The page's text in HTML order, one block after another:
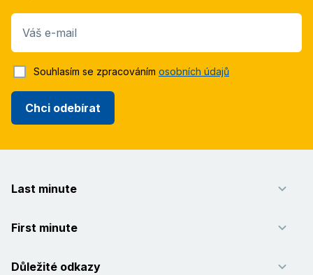
Váš e-mail
Chci odebírat
Souhlasím se zpracováním osobních údajů
Last minute
First minute
Důležité odkazy